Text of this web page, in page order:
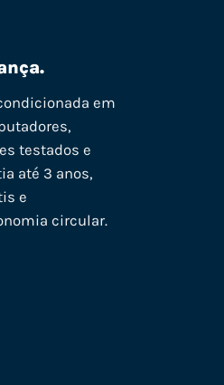
em
testados e
até 3 anos,
e
circular.